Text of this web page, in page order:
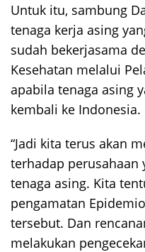
Untuk itu, sambung
tenaga kerja asing
sudah bekerjasama
Kesehatan melalui
apabila tenaga asing
kembali ke Indonesia.
“Jadi kita terus akan
terhadap perusahaan
tenaga asing. Kita
pengamatan
tersebut. Dan
melakukan